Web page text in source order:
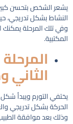
يشعر الشخص بتحسن
النشاط بشكل تدريجي،
وفي تلك المرحلة يمكنك
المكتبية.
الثاني
يختفي التورم ويبدأ
الحركة بشكل تدريجي
وذلك بعد موافقة